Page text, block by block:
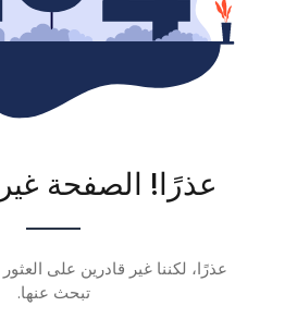
عذرًا! الصفحة
عذرًا، لكننا غير قادرين على
تبحث عنها.